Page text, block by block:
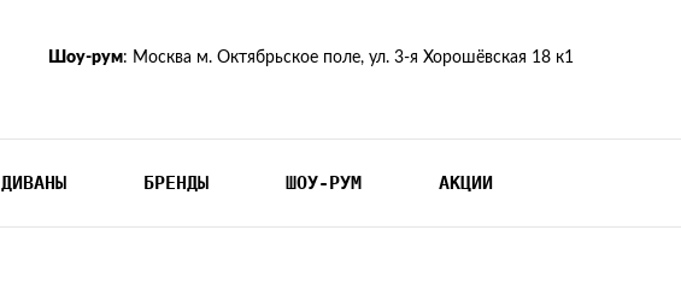
Шоу-рум: Москва м. Октябрьское поле, ул. 3-я Хорошёвская 18 к1
ДИВАНЫ БРЕНДЫ ШОУ-РУМ АКЦИИ